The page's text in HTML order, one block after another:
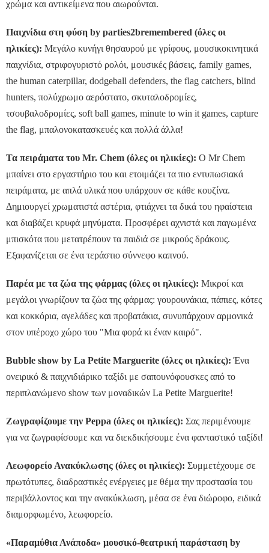
χρώμα και αντικείμενα που αιωρούνται.
Παιχνίδια στη φύση by parties2bremembered (όλες οι
ηλικίες): Μεγάλο κυνήγι θησαυρού με γρίφους, μουσικοκινητικά
παιχνίδια, στριφογυριστό ρολόι, μουσικές βάσεις, family games,
the human caterpillar, dodgeball defenders, the flag catchers, blind
hunters, πολύχρωμο αερόστατο, σκυταλοδρομίες,
τσουβαλοδρομίες, soft ball games, minute to win it games, capture
the flag, μπαλονοκατασκευές και πολλά άλλα!
Τα πειράματα του Mr. Chem (όλες οι ηλικίες): Ο Mr Chem
μπαίνει στο εργαστήριο του και ετοιμάζει τα πιο εντυπωσιακά
πειράματα, με απλά υλικά που υπάρχουν σε κάθε κουζίνα.
Δημιουργεί χρωματιστά αστέρια, φτιάχνει τα δικά του ηφαίστεια
και διαβάζει κρυφά μηνύματα. Προσφέρει αχνιστά και παγωμένα
μπισκότα που μετατρέπουν τα παιδιά σε μικρούς δράκους.
Εξαφανίζεται σε ένα τεράστιο σύννεφο καπνού.
Παρέα με τα ζώα της φάρμας (όλες οι ηλικίες): Μικροί και
μεγάλοι γνωρίζουν τα ζώα της φάρμας: γουρουνάκια, πάπιες, κότες
και κοκκόρια, αγελάδες και προβατάκια, συνυπάρχουν αρμονικά
στον υπέροχο χώρο του "Μια φορά κι έναν καιρό".
Bubble show by La Petite Marguerite (όλες οι ηλικίες):Ένα
ονειρικό & παιχνιδιάρικο ταξίδι με σαπουνόφουσκες από το
περιπλανώμενο show των μοναδικών La Petite Marguerite!
Ζωγραφίζουμε την Peppa (όλες οι ηλικίες): Σας περιμένουμε
για να ζωγραφίσουμε και να διεκδικήσουμε ένα φανταστικό ταξίδι!
Λεωφορείο Ανακύκλωσης (όλες οι ηλικίες): Συμμετέχουμε σε
πρωτότυπες, διαδραστικές ενέργειες με θέμα την προστασία του
περιβάλλοντος και την ανακύκλωση, μέσα σε ένα διώροφο, ειδικά
διαμορφωμένο, λεωφορείο.
«Παραμύθια Ανάποδα» μουσικό-θεατρική παράσταση by